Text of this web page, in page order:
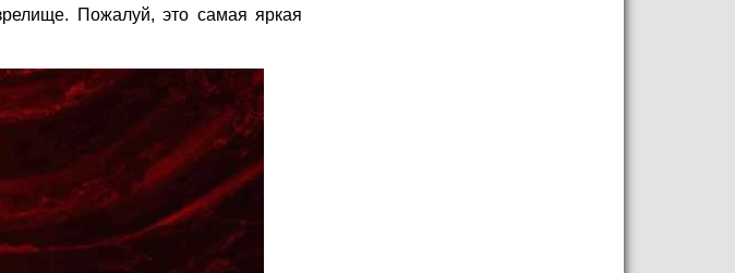
Пожалуй, это самая яркая